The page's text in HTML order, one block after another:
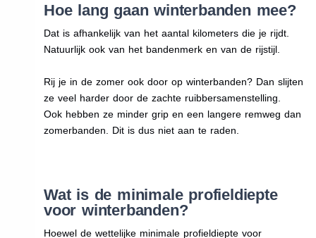
Hoe lang gaan winterbanden mee?
Dat is afhankelijk van het aantal kilometers die je rijdt.
Natuurlijk ook van het bandenmerk en van de rijstijl.
Rij je in de zomer ook door op winterbanden? Dan slijten
ze veel harder door de zachte ruibbersamenstelling.
Ook hebben ze minder grip en een langere remweg dan
zomerbanden. Dit is dus niet aan te raden.
Wat is de minimale profieldiepte
voor winterbanden?
Hoewel de wettelijke minimale profieldiepte voor